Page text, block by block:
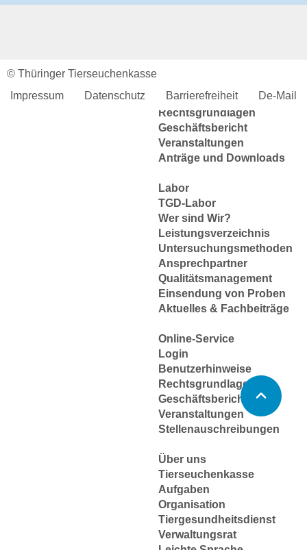
Bienengesundheit
Benutzerhinweise
Rechtsgrundlagen
Geschäftsbericht
Veranstaltungen
Anträge und Downloads
Labor
TGD-Labor
Wer sind Wir?
Leistungsverzeichnis
Untersuchungsmethoden
Ansprechpartner
Qualitätsmanagement
Einsendung von Proben
Aktuelles & Fachbeiträge
Online-Service
Login
Benutzerhinweise
Rechtsgrundlagen
Geschäftsbericht
Veranstaltungen
Stellenauschreibungen
Über uns
Tierseuchenkasse
Aufgaben
Organisation
Tiergesundheitsdienst
Verwaltungsrat
© Thüringer Tierseuchenkasse
Impressum
Datenschutz Barrierefreiheit De-Mail